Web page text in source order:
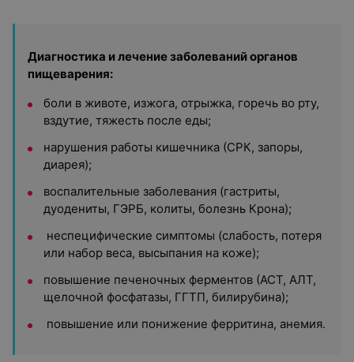
Диагностика и лечение заболеваний органов
пищеварения:
боли в животе, изжога, отрыжка, горечь во рту,
вздутие, тяжесть после еды;
нарушения работы кишечника (СРК, запоры,
диарея);
воспалительные заболевания (гастриты,
дуодениты, ГЭРБ, колиты, болезнь Крона);
неспецифические симптомы (слабость, потеря
или набор веса, высыпания на коже);
повышение печеночных ферментов (АСТ, АЛТ,
щелочной фосфатазы, ГГТП, билирубина);
повышение или понижение ферритина, анемия.